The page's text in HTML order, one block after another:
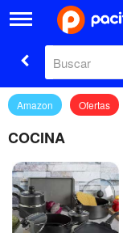
Amazon Ofertas
COCINA